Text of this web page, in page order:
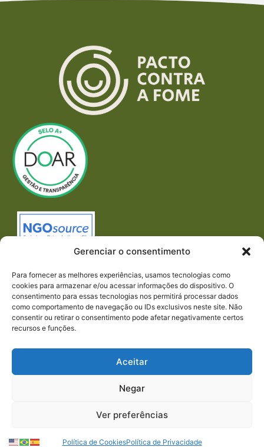
Gerenciar o consentimento
Para fornecer as melhores experiências, usamos tecnologias como
cookies para armazenar e/ou acessar informações do dispositivo. O
consentimento para essas tecnologias nos permitirá processar dados
como comportamento de navegação ou IDs exclusivos neste site. Não
consentir ou retirar o consentimento pode afetar negativamente certos
recursos e funções.
Aceitar
Negar
Ver preferências
Política de CookiesPolítica de Privacidade
REDES SOCIAIS
DIREITOS RESERVADOS.